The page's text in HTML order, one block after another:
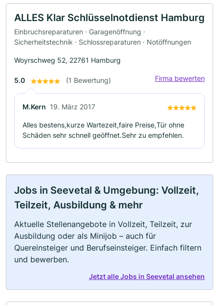
ALLES Klar Schlüsselnotdienst Hamburg
Einbruchsreparaturen · Garagenöffnung ·
Sicherheitstechnik · Schlossreparaturen · Notöffnungen
Woyrschweg 52, 22761 Hamburg
5.0 (1 Bewertung) Firma bewerten
M.Kern 19. März 2017
Alles bestens,kurze Wartezeit,faire Preise,Tür ohne
Schäden sehr schnell geöffnet.Sehr zu empfehlen.
Jobs in Seevetal & Umgebung: Vollzeit,
Teilzeit, Ausbildung & mehr
Aktuelle Stellenangebote in Vollzeit, Teilzeit, zur
Ausbildung oder als Minijob – auch für
Quereinsteiger und Berufseinsteiger. Einfach filtern
und bewerben.
Jetzt alle Jobs in Seevetal ansehen